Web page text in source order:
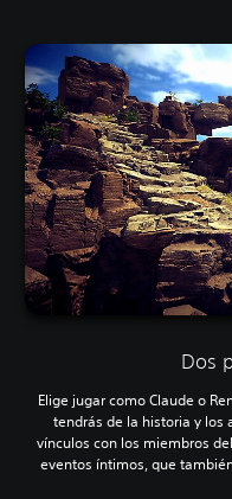
Dos
Elige jugar como Claude o
tendrás de la historia y los
vínculos con los miembros
eventos íntimos, que